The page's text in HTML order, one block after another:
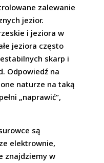
zalewanie
jezior.
i jeziora w
jeziora często
skarp i
Odpowiedź na
naturze na taką
„naprawić”,
są
elektrownie,
znajdziemy w